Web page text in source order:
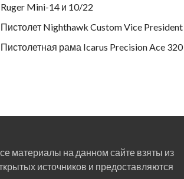
Ruger Mini-14 и 10/22
Пистолет Nighthawk Custom Vice President
Пистолетная рама Icarus Precision Ace 320
материалы на данном сайте взяты из
источников и предоставляются